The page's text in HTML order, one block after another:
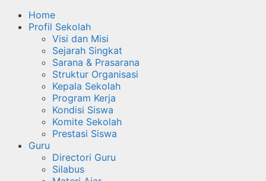
Home
Profil Sekolah
Visi dan Misi
Sejarah Singkat
Sarana & Prasarana
Struktur Organisasi
Kepala Sekolah
Program Kerja
Kondisi Siswa
Komite Sekolah
Prestasi Siswa
Guru
Directori Guru
Silabus